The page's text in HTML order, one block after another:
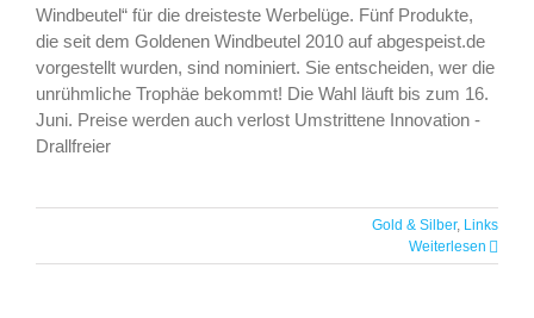
Windbeutel“ für die dreisteste Werbelüge. Fünf Produkte,
die seit dem Goldenen Windbeutel 2010 auf abgespeist.de
vorgestellt wurden, sind nominiert. Sie entscheiden, wer die
unrühmliche Trophäe bekommt! Die Wahl läuft bis zum 16.
Juni. Preise werden auch verlost Umstrittene Innovation -
Drallfreier
Gold & Silber, Links
Weiterlesen